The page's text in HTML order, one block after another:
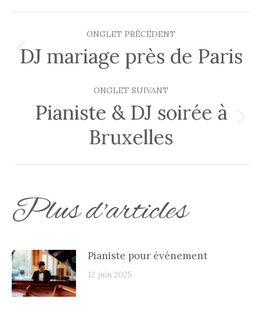
Navigation
de
commentaire
ONGLET PRÉCÉDENT
Onglet
DJ mariage près de Paris
ONGLET SUIVANT
Onglet
suivant
Pianiste & DJ soirée à
Bruxelles
Plus d'articles
Pianiste pour événement
12 juin 2025